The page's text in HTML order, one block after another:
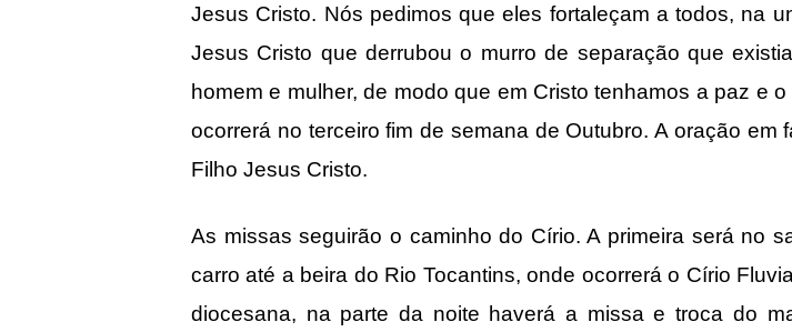
Jesus Cristo. Nós pedimos que eles fortaleçam a todos, na
Jesus Cristo que derrubou o murro de separação que
homem e mulher, de modo que em Cristo tenhamos a paz e
ocorrerá no terceiro fim de semana de Outubro. A oração
Filho Jesus Cristo.
As missas seguirão o caminho do Círio. A primeira será no
carro até a beira do Rio Tocantins, onde ocorrerá o Círio
diocesana, na parte da noite haverá a missa e troca do